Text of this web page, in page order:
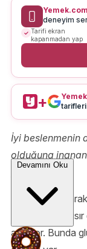
Yemek.com
deneyim
Tarifi ekran
kapanmadan yap
+
tarifleri
İyi beslenmenin
olduğuna inanan
Geleneksel
mısır unu ve
artırıyor. Bunda
Devamını Oku